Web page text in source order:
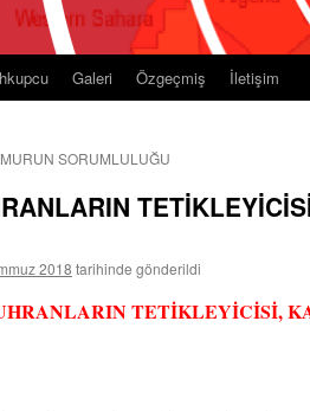
Galeri Özgeçmiş İletişim
SORUMLULUĞU
2018 tarihinde gönderildi
TETİKLEYİCİSİ,